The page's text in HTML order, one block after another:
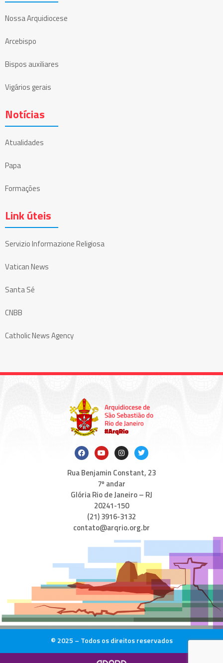
Nossa Arquidiocese
Arcebispo
Bispos auxiliares
Vigários gerais
Notícias
Atualidades
Papa
Formações
Link úteis
Servizio Informazione Religiosa
Vatican News
Santa Sé
CNBB
Catholic News Agency
Rua Benjamin Constant, 23
7º andar
Glória Rio de Janeiro – RJ
20241-150
(21) 3916-3132
contato@arqrio.org.br
© 2025 – Todos os direitos reservados